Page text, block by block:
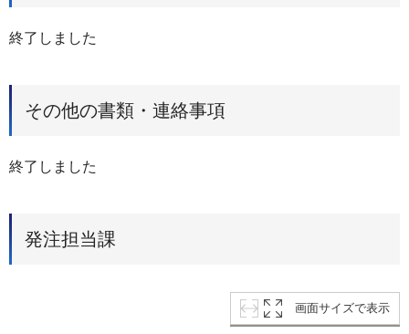
終了しました
その他の書類・連絡事項
終了しました
発注担当課
画面サイズで表示